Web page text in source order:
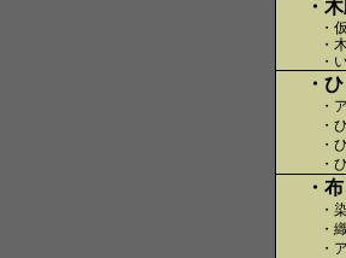
・
・
・
・
・
・
・
・
・
・布
・
・
・